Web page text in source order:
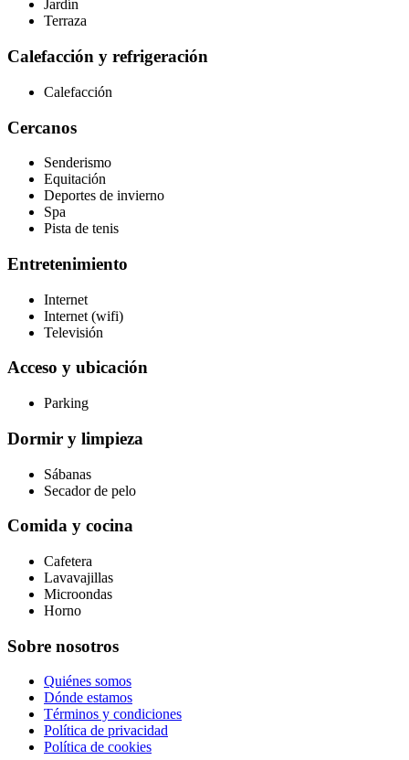
Jardín
Terraza
Calefacción y refrigeración
Calefacción
Cercanos
Senderismo
Equitación
Deportes de invierno
Spa
Pista de tenis
Entretenimiento
Internet
Internet (wifi)
Televisión
Acceso y ubicación
Parking
Dormir y limpieza
Sábanas
Secador de pelo
Comida y cocina
Cafetera
Lavavajillas
Microondas
Horno
Sobre nosotros
Quiénes somos
Dónde estamos
Términos y condiciones
Política de privacidad
Política de cookies